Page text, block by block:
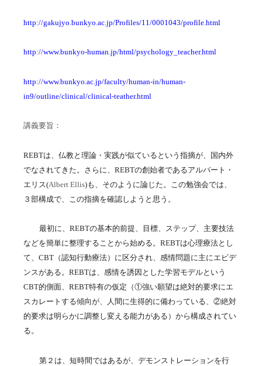
http://gakujyo.bunkyo.ac.jp/Profiles/11/0001043/profile.html
http://www.bunkyo-human.jp/html/psychology_teacher.html
http://www.bunkyo.ac.jp/faculty/human-in/human-
in9/outline/clinical/clinical-teather.html
講義要旨：
REBTは、仏教と理論・実践が似ているという指摘が、国内外
でなされてきた。さらに、 REBTの創始者であるアルバート・
エリス(Albert Ellis)も、そのように論じた。この勉強会では、
３部構成で、この指摘を確認しようと思う。
最初に、 REBTの基本的前提、目標、ステップ、主要技法
などを簡単に整理することから始める。 REBTは心理療法とし
て、 CBT （認知行動療法）に区分され、感情問題に主にエビデ
ンスがある。 REBTは、感情を誘因とした学習モデルという
CBT的側面、 REBT特有の仮定（①強い願望は絶対的要求にエ
スカレートする傾向が、人間に生得的に備わっている、 ②絶対
的要求は明らかに調整し変える能力がある）から構成されてい
る。
第２は、短時間ではあるが、デモンストレーションを行